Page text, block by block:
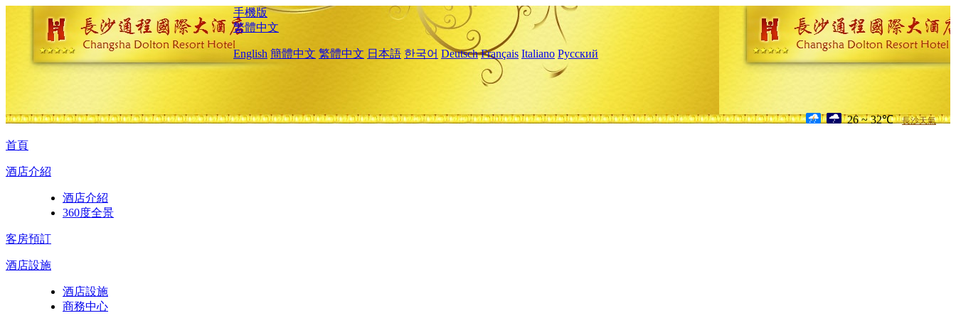
手機版
繁體中文
English 簡體中文 繁體中文 日本語 한국어 Deutsch Français Italiano Русский
26 ~ 32℃ 長沙天氣
首頁
酒店介紹
酒店介紹
360度全景
客房預訂
酒店設施
酒店設施
商務中心